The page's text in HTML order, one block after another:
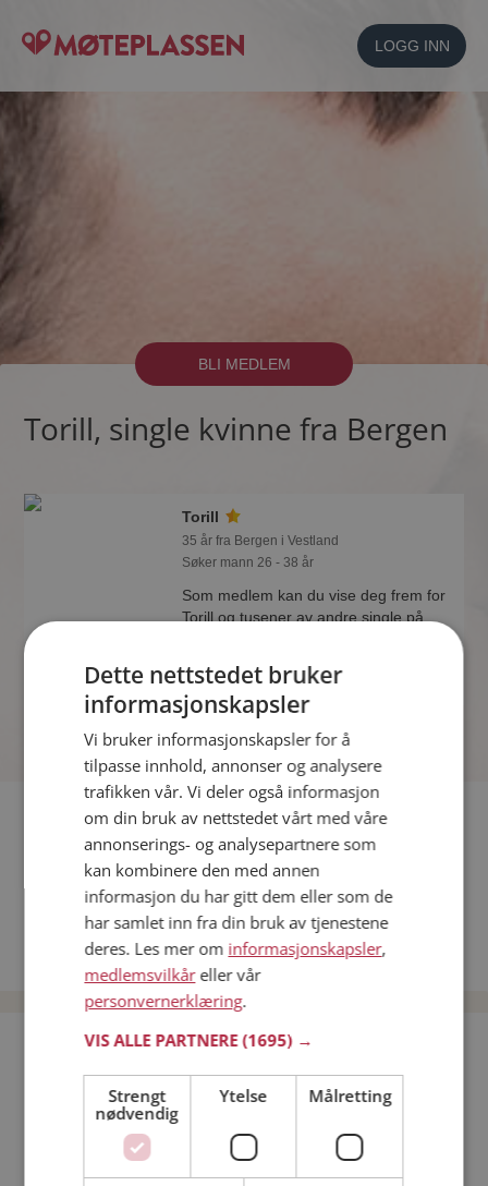
LOGG INN
BLI MEDLEM
Torill, single kvinne fra Bergen
Torill
35 år fra Bergen i Vestland
Søker mann 26 - 38 år
Som medlem kan du vise deg frem for
Torill og tusener av andre single på
Fler single
Flere singlekvinner fra Bergen:Pia,Anja-Merete
Menn fra Bergen
Date kvinner i Norge
Date menn i Norge
Bli medlem gratis!
Jeg er en:
Dette nettstedet bruker
informasjonskapsler
Vi bruker informasjonskapsler for å
tilpasse innhold, annonser og analysere
trafikken vår. Vi deler også informasjon
om din bruk av nettstedet vårt med våre
annonserings- og analysepartnere som
kan kombinere den med annen
informasjon du har gitt dem eller som de
har samlet inn fra din bruk av tjenestene
deres. Les mer om informasjonskapsler,
medlemsvilkåreller vår
personvernerklæring.
VIS ALLE PARTNERE(1695) →
Strengt
nødvendig
Ytelse Målretting